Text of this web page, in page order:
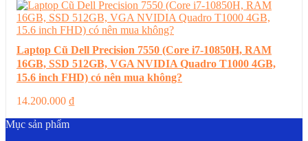
Laptop Cũ Dell Precision 7550 (Core i7-10850H, RAM
16GB, SSD 512GB, VGA NVIDIA Quadro T1000 4GB,
15.6 inch FHD) có nên mua không?
14.200.000 ₫
Mục sản phẩm